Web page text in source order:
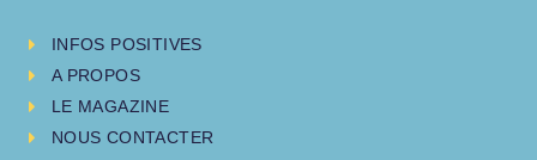
INFOS POSITIVES
A PROPOS
LE MAGAZINE
NOUS CONTACTER